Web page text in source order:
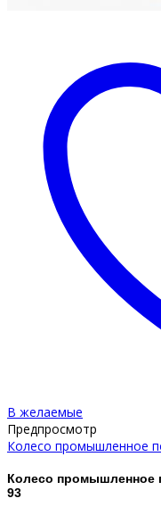
В желаемые
Предпросмотр
Колесо промышленное
Колесо промышленное
93